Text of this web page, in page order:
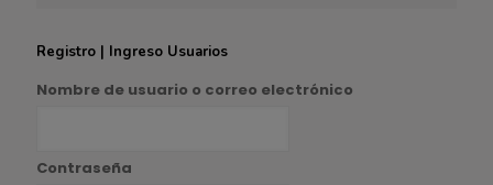
Registro | Ingreso Usuarios
Nombre de usuario o correo electrónico
Contraseña